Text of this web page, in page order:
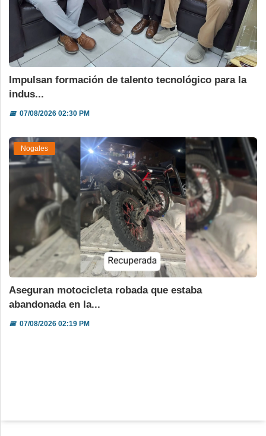
Impulsan formación de talento tecnológico para la
indus...
📅07/08/2026 02:30 PM
Nogales
Aseguran motocicleta robada que estaba
abandonada en la...
📅07/08/2026 02:19 PM